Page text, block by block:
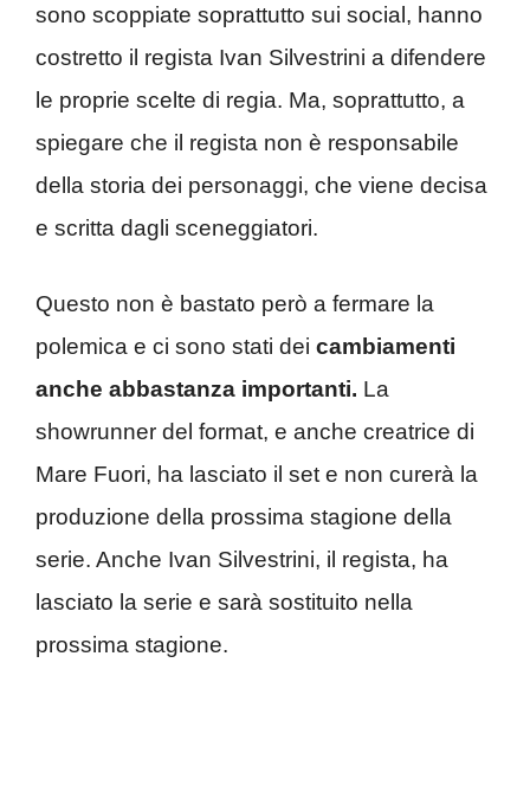
sono scoppiate soprattutto sui social, hanno
costretto il regista Ivan Silvestrini a difendere
le proprie scelte di regia. Ma, soprattutto, a
spiegare che il regista non è responsabile
della storia dei personaggi, che viene decisa
e scritta dagli sceneggiatori.
Questo non è bastato però a fermare la
polemica e ci sono stati dei cambiamenti
anche abbastanza importanti. La
showrunner del format, e anche creatrice di
Mare Fuori, ha lasciato il set e non curerà la
produzione della prossima stagione della
serie. Anche Ivan Silvestrini, il regista, ha
lasciato la serie e sarà sostituito nella
prossima stagione.